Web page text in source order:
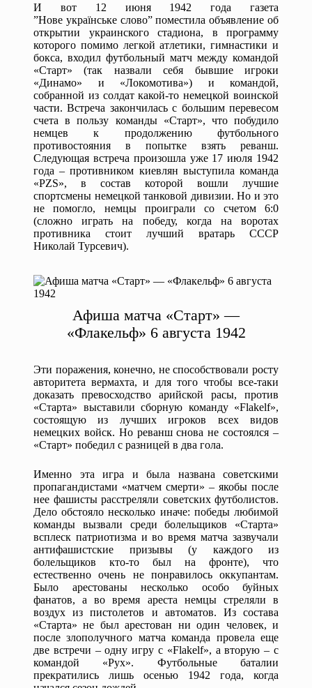
И вот 12 июня 1942 года газета
”Нове українське слово” поместила объявление об
открытии украинского стадиона, в программу
которого помимо легкой атлетики, гимнастики и
бокса, входил футбольный матч между командой
«Старт» (так назвали себя бывшие игроки
«Динамо» и «Локомотива») и командой,
собранной из солдат какой-то немецкой воинской
части. Встреча закончилась с большим перевесом
счета в пользу команды «Старт», что побудило
немцев к продолжению футбольного
противостояния в попытке взять реванш.
Следующая встреча произошла уже 17 июля 1942
года – противником киевлян выступила команда
«PZS», в состав которой вошли лучшие
спортсмены немецкой танковой дивизии. Но и это
не помогло, немцы проиграли со счетом 6:0
(сложно играть на победу, когда на воротах
противника стоит лучший вратарь СССР
Николай Турсевич).
Афиша матча «Старт» —
«Флакельф» 6 августа 1942
Эти поражения, конечно, не способствовали росту
авторитета вермахта, и для того чтобы все-таки
доказать превосходство арийской расы, против
«Старта» выставили сборную команду «Flakelf»,
состоящую из лучших игроков всех видов
немецких войск. Но реванш снова не состоялся –
«Старт» победил с разницей в два гола.
Именно эта игра и была названа советскими
пропагандистами «матчем смерти» – якобы после
нее фашисты расстреляли советских футболистов.
Дело обстояло несколько иначе: победы любимой
команды вызвали среди болельщиков «Старта»
всплеск патриотизма и во время матча зазвучали
антифашистские призывы (у каждого из
болельщиков кто-то был на фронте), что
естественно очень не понравилось оккупантам.
Было арестованы несколько особо буйных
фанатов, а во время ареста немцы стреляли в
воздух из пистолетов и автоматов. Из состава
«Старта» не был арестован ни один человек, и
после злополучного матча команда провела еще
две встречи – одну игру с «Flakelf», а вторую – с
командой «Рух». Футбольные баталии
прекратились лишь осенью 1942 года, когда